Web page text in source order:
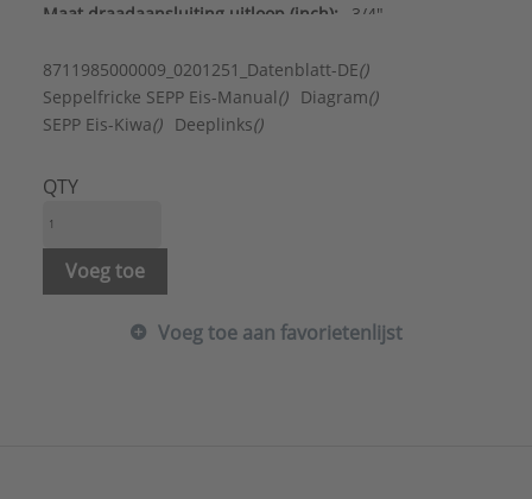
Maat draadaansluiting uitloop (inch):
3/4"
Max. tapcapaciteit (bij 300 kPa):
24 l/min
Merk: SEPPELFRIC
Met draaibeveiliging:
Ja
Met mengfuntie voor koud en warm water:
Muurdikte:
Muurdoorvoerdiameter:
Oppervlaktebescherming:
Terugstroombeveiliging conform EN 1717:
SEPP-Eis
8711985000009_0201251_Datenblatt-DE()
Seppelfricke SEPP Eis-Manual() Diagram()
SEPP Eis-Kiwa() Deeplinks()
QTY
Voeg toe
Voeg toe aan favorietenlijst